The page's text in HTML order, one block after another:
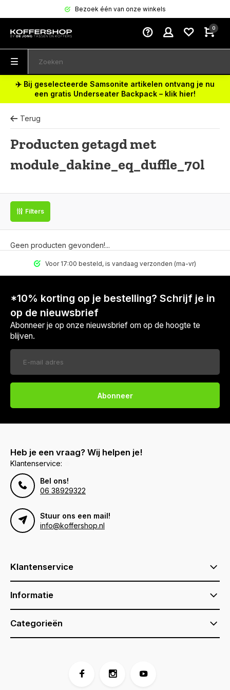
Bezoek één van onze winkels
0
✈️ Bij geselecteerde Samsonite artikelen ontvang je nu
een gratis Underseater Backpack – klik hier!
Terug
Producten getagd met
module_dakine_eq_duffle_70l
Filters
Geen producten gevonden!...
Voor 17:00 besteld, is vandaag verzonden (ma-vr)
*10% korting op je bestelling? Schrijf je in
op de nieuwsbrief
Abonneer je op onze nieuwsbrief om op de hoogte te
blijven.
Abonneer
Heb je een vraag? Wij helpen je!
Klantenservice:
Bel ons!
06 38929322
Stuur ons een mail!
info@koffershop.nl
Klantenservice
Informatie
Categorieën